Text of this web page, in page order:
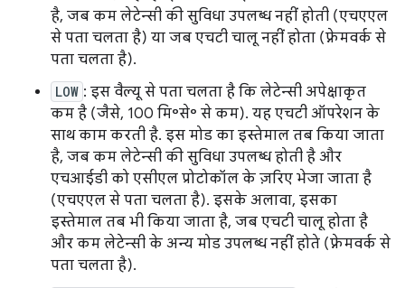
है, जब कम लेटेन्सी की सुविधा उपलब्ध नहीं होती (एचएएल
से पता चलता है) या जब एचटी चालू नहीं होता (फ़्रेमवर्क से
पता चलता है).
LOW : इस वैल्यू से पता चलता है कि लेटेन्सी अपेक्षाकृत
कम है (जैसे, 100 मि॰से॰ से कम). यह एचटी ऑपरेशन के
साथ काम करती है. इस मोड का इस्तेमाल तब किया जाता
है, जब कम लेटेन्सी की सुविधा उपलब्ध होती है और
एचआईडी को एसीएल प्रोटोकॉल के ज़रिए भेजा जाता है
(एचएएल से पता चलता है). इसके अलावा, इसका
इस्तेमाल तब भी किया जाता है, जब एचटी चालू होता है
और कम लेटेन्सी के अन्य मोड उपलब्ध नहीं होते (फ़्रेमवर्क से
पता चलता है).